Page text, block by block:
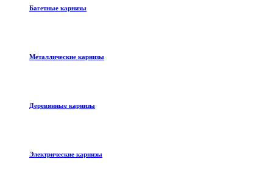
Багетные карнизы
Металлические карнизы
Деревянные карнизы
Электрические карнизы